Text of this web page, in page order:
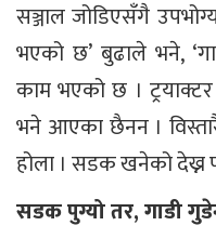
सञ्जाल जोडिएसँगै
भएको छ’ बुढाले भने,
काम भएको छ ।
भने आएका छैनन ।
होला । सडक खनेको देख्न
सडक पुग्यो तर, गाडी